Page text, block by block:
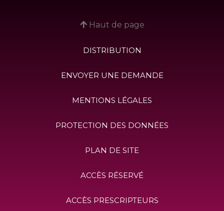
Haut de page
DISTRIBUTION
ENVOYER UNE DEMANDE
MENTIONS LÉGALES
PROTECTION DES DONNÉES
PLAN DE SITE
ACCÈS RÉSERVÉ
ACCÈS PRESCRIPTEURS